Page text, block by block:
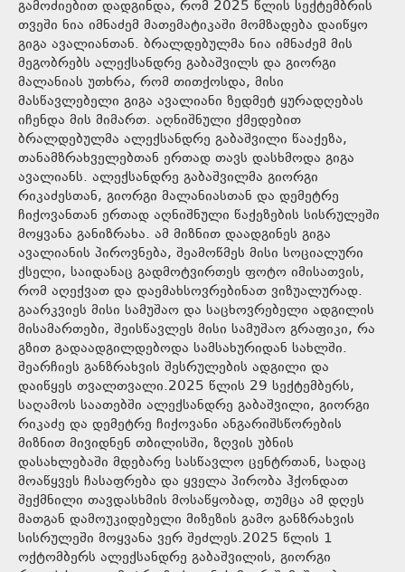
გამოძიებით დადგინდა, რომ 2025 წლის სექტემბრის
თვეში ნია იმნაძემ მათემატიკაში მომზადება დაიწყო
გიგა ავალიანთან. ბრალდებულმა ნია იმნაძემ მის
მეგობრებს ალექსანდრე გაბაშვილს და გიორგი
მალანიას უთხრა, რომ თითქოსდა, მისი
მასწავლებელი გიგა ავალიანი ზედმეტ ყურადღებას
იჩენდა მის მიმართ. აღნიშნული ქმედებით
ბრალდებულმა ალექსანდრე გაბაშვილი წააქეზა,
თანამზრახველებთან ერთად თავს დასხმოდა გიგა
ავალიანს. ალექსანდრე გაბაშვილმა გიორგი
რიკაძესთან, გიორგი მალანიასთან და დემეტრე
ჩიქოვანთან ერთად აღნიშნული წაქეზების სისრულეში
მოყვანა განიზრახა. ამ მიზნით დაადგინეს გიგა
ავალიანის პიროვნება, შეამოწმეს მისი სოციალური
ქსელი, საიდანაც გადმოტვირთეს ფოტო იმისათვის,
რომ აღექვათ და დაემახსოვრებინათ ვიზუალურად.
გაარკვიეს მისი სამუშაო და საცხოვრებელი ადგილის
მისამართები, შეისწავლეს მისი სამუშაო გრაფიკი, რა
გზით გადაადგილდებოდა სამსახურიდან სახლში.
შეარჩიეს განზრახვის შესრულების ადგილი და
დაიწყეს თვალთვალი.2025 წლის 29 სექტემბერს,
საღამოს საათებში ალექსანდრე გაბაშვილი, გიორგი
რიკაძე და დემეტრე ჩიქოვანი ანგარიშსწორების
მიზნით მივიდნენ თბილისში, ზღვის უბნის
დასახლებაში მდებარე სასწავლო ცენტრთან, სადაც
მოაწყვეს ჩასაფრება და ყველა პირობა ჰქონდათ
შექმნილი თავდასხმის მოსაწყობად, თუმცა ამ დღეს
მათგან დამოუკიდებელი მიზეზის გამო განზრახვის
სისრულეში მოყვანა ვერ შეძლეს.2025 წლის 1
ოქტომბერს ალექსანდრე გაბაშვილის, გიორგი